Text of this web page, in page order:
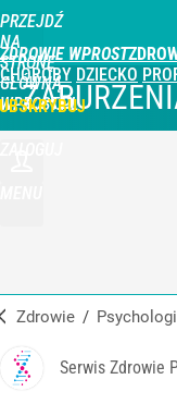
PRZEJDŹ
NA
STRONĘ
GŁÓWNĄ
WPROST.PL
ZDROWIE WPROST
CHOROBY DZIECKO
Zdrowie /
Serwis Zdrowie